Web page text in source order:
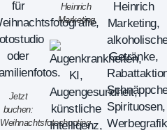
Jetzt
buchen:
Weihnachtsfotoshooting
Heinrich
Marketing.